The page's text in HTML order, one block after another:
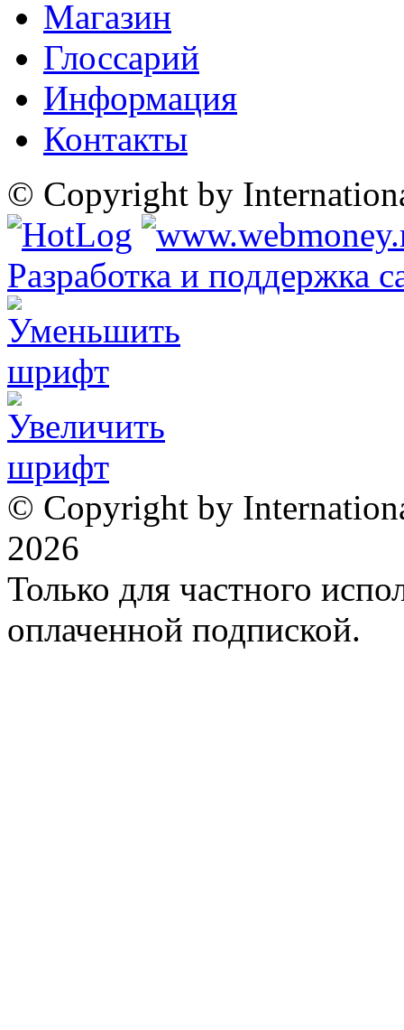
Магазин
Глоссарий
Информация
Контакты
© Copyright by
Разработка и поддержка
© Copyright by
2026
Только для частного
оплаченной подпиской.